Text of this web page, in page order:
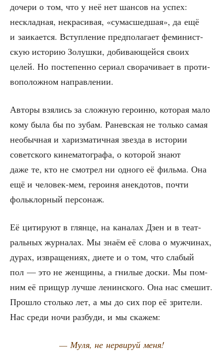
доче­ри о том, что у неё нет шан­сов на успех:
несклад­ная, некра­си­вая, «сума­сшед­шая», да ещё
и заи­ка­ет­ся. Вступ­ле­ние пред­по­ла­га­ет феми­нист­
скую исто­рию Золуш­ки, доби­ва­ю­щей­ся сво­их
целей. Но посте­пен­но сери­ал сво­ра­чи­ва­ет в про­ти­
во­по­лож­ном направлении.
Авто­ры взя­лись за слож­ную геро­и­ню, кото­рая мало
кому была бы по зубам. Ранев­ская не толь­ко самая
необыч­ная и хариз­ма­тич­ная звез­да в исто­рии
совет­ско­го кине­ма­то­гра­фа, о кото­рой зна­ют
даже те, кто не смот­рел ни одно­го её филь­ма. Она
ещё и чело­век-мем, геро­и­ня анек­до­тов, почти
фольк­лор­ный персонаж.
Её цити­ру­ют в глян­це, на кана­лах Дзен и в теат­
раль­ных жур­на­лах. Мы зна­ём её сло­ва о муж­чи­нах,
дурах, извра­ще­ни­ях, дие­те и о том, что сла­бый
пол — это не жен­щи­ны, а гни­лые дос­ки. Мы пом­
ним её при­щур луч­ше ленин­ско­го. Она нас сме­шит.
Про­шло столь­ко лет, а мы до сих пор её зри­те­ли.
Нас сре­ди ночи раз­бу­ди, и мы скажем:
— Муля, не нер­ви­руй меня!